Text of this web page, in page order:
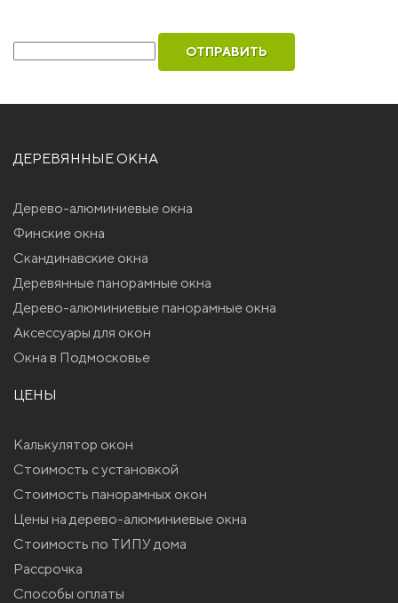
ДЕРЕВЯННЫЕ ОКНА
Дерево-алюминиевые окна
Финские окна
Скандинавские окна
Деревянные панорамные окна
Дерево-алюминиевые панорамные окна
Аксессуары для окон
Окна в Подмосковье
ЦЕНЫ
Калькулятор окон
Стоимость с установкой
Стоимость панорамных окон
Цены на дерево-алюминиевые окна
Стоимость по ТИПУ дома
Рассрочка
Способы оплаты